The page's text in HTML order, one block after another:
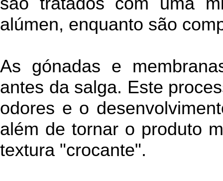
alúmen, enquanto são
As gónadas e
antes da salga. Este
odores e o
além de tornar o produto
textura "crocante".